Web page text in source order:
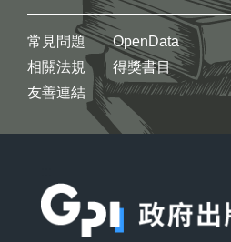
常見問題
相關法規
友善連結
OpenData
得獎書目